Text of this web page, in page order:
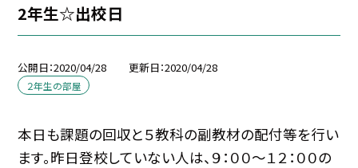
2年生☆出校日
公開日 2020/04/28 更新日 2020/04/28
２年生の部屋
本日も課題の回収と５教科の副教材の配付等を行い
ます。昨日登校していない人は、９：００〜１２：００の